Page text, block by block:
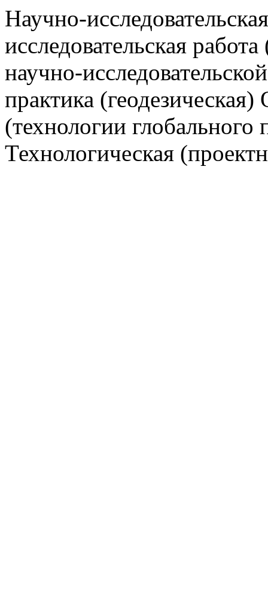
Научно-
исследовательская
научно-
практика
(технологии
Технологическая